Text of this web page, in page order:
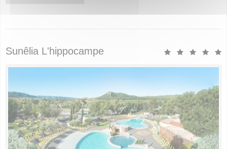
Sunêlia L'hippocampe